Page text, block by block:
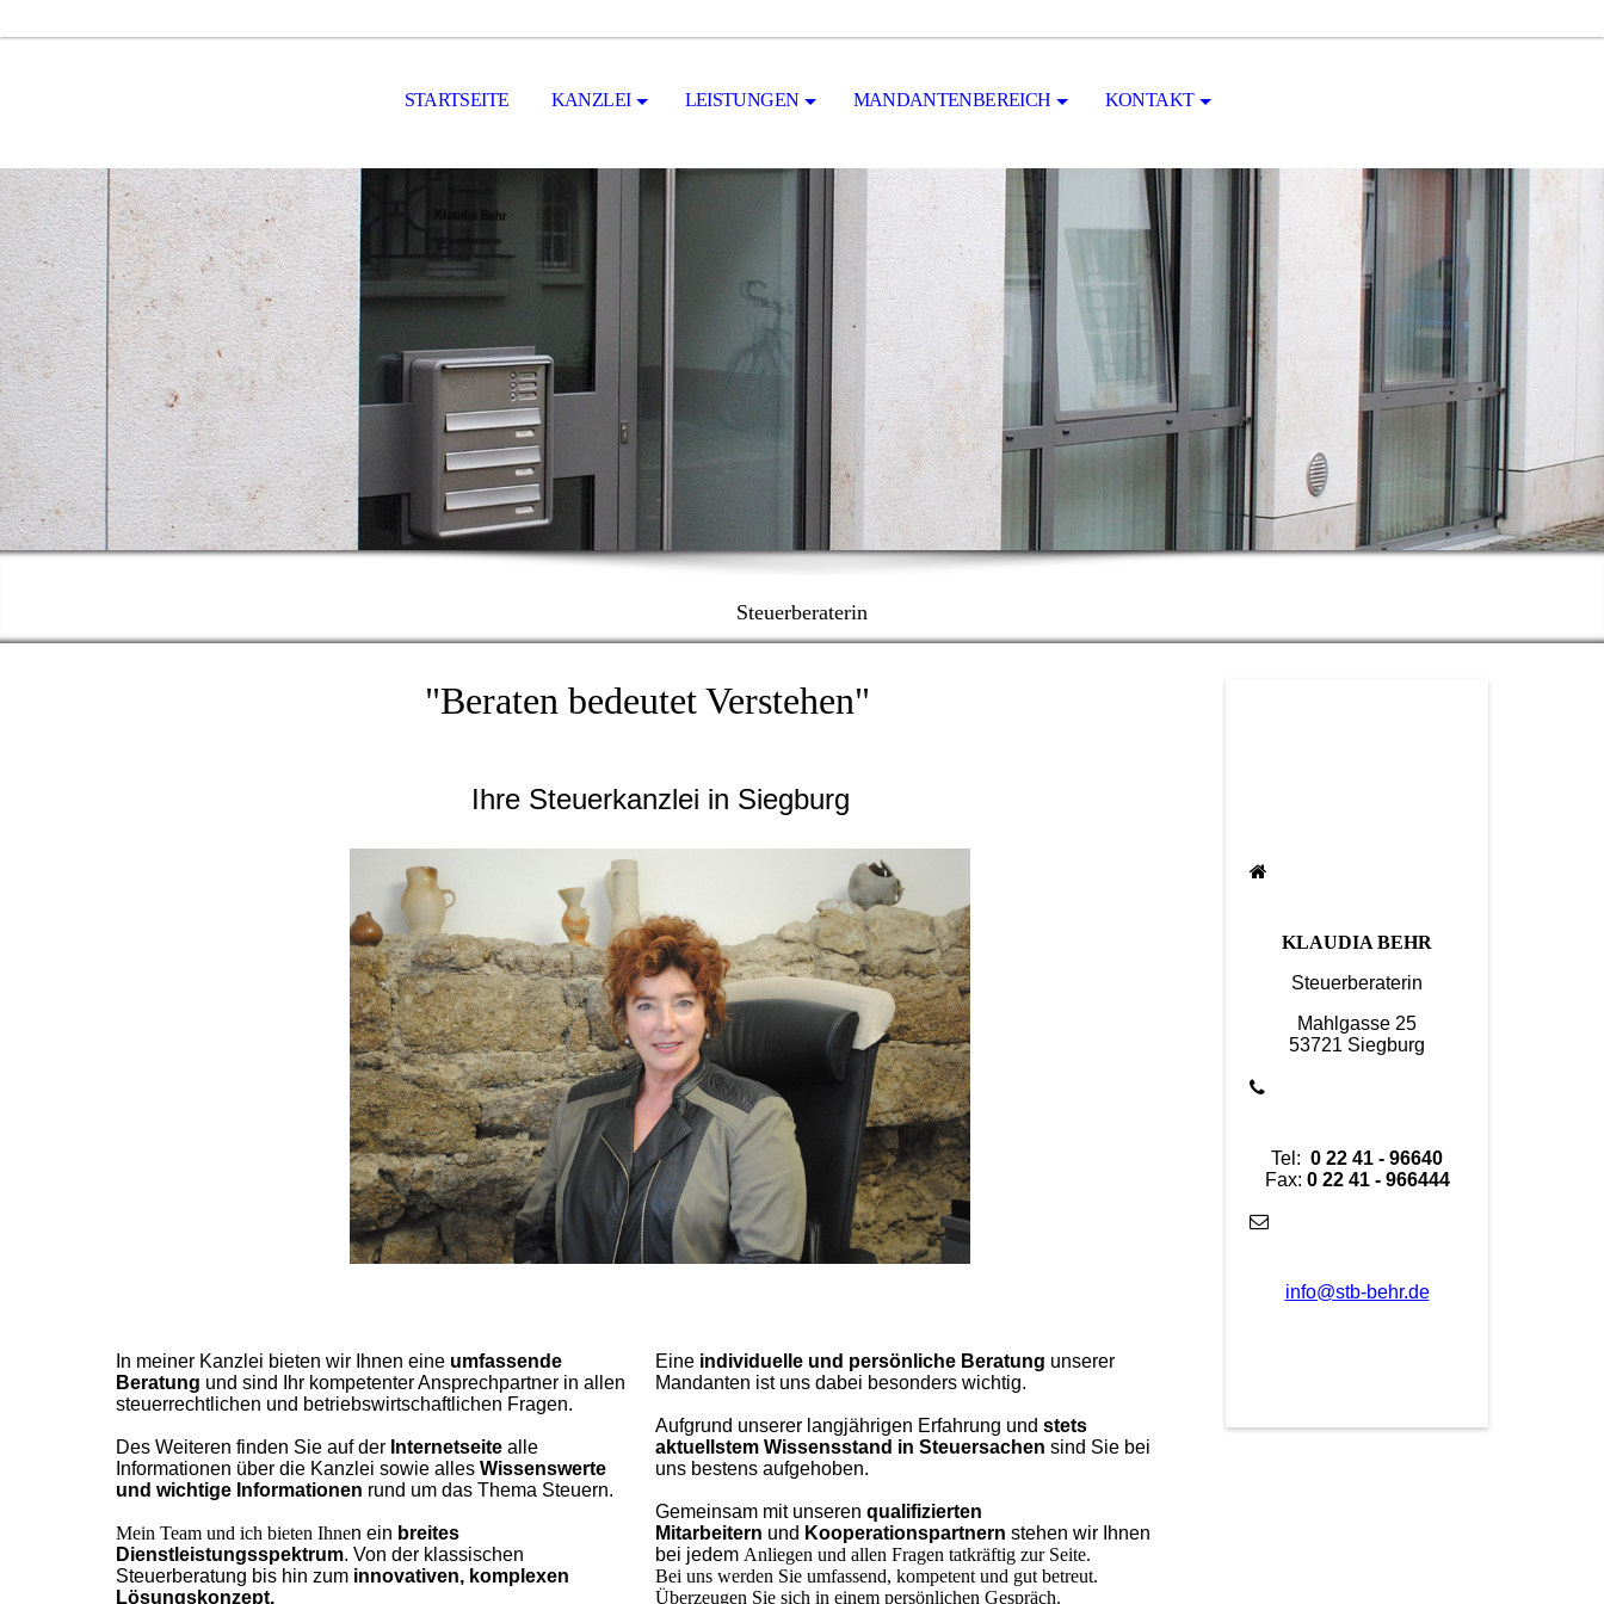
STARTSEITE KANZLEI LEISTUNGEN MANDANTENBEREICH KONTAKT
Steuerberaterin
"Beraten bedeutet ­Verstehen"
Ihre Steuerkanzlei in Siegburg
In meiner Kanzlei bieten wir Ihnen eine umfassende
Beratung und sind Ihr kompetenter Ansprechpartner in allen
steuerrechtlichen und betriebswirtschaftlichen Fragen.
Des Weiteren finden Sie auf der Internetseite alle
Informationen über die Kanzlei sowie alles Wissenswerte
und wichtige Informationen rund um das Thema Steuern.
Mein Team und ich bieten Ihnen ein breites
Dienstleistungsspektrum. Von der klassischen
Steuerberatung bis hin zum innovativen, komplexen
Lösungskonzept.
Eine individuelle und persönliche Beratung unserer
Mandanten ist uns dabei besonders wichtig.
Aufgrund unserer langjährigen Erfahrung und stets
aktuellstem Wissensstand in Steuersachen sind Sie bei
uns bestens aufgehoben.
Gemeinsam mit unseren qualifizierten
Mitarbeitern und Kooperationspartnern stehen wir Ihnen
bei jedem Anliegen und allen Fragen tatkräftig zur Seite.
Bei uns werden Sie umfassend, kompetent und gut betreut.
Überzeugen Sie sich in einem persönlichen Gespräch.
KLAUDIA BEHR
Steuerberaterin
Mahlgasse 25
53721 Siegburg
Tel: 0 22 41 - 96640
Fax: 0 22 41 - 966444
info@stb-behr.de